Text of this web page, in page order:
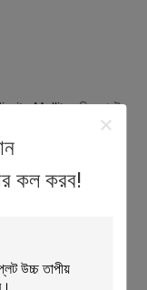
কল করব!
Mullite চুল্লি প্লেট